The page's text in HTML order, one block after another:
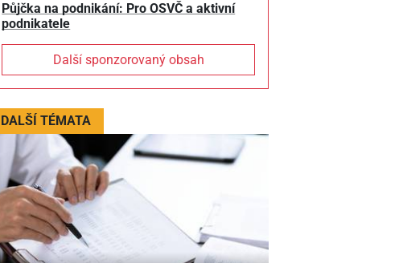
Půjčka na podnikání: Pro OSVČ a aktivní
podnikatele
Další sponzorovaný obsah
DALŠÍ TÉMATA